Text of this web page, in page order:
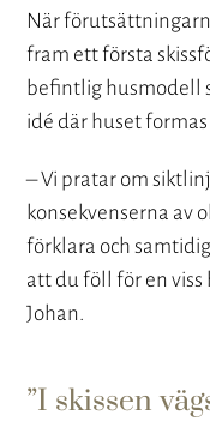
När
fram ett första
befintlig husmodell
idé där huset
– Vi pratar om
konsekvenserna av
förklara och
att du föll för en
Johan.
I skissen